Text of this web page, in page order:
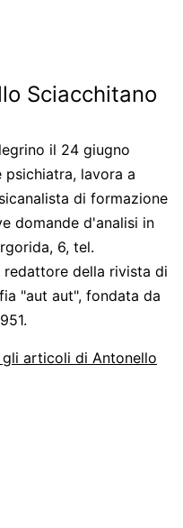
Sciacchitano
il 24 giugno
psichiatra, lavora a
di formazione
domande d'analisi in
6, tel.
redattore della rivista di
"aut aut", fondata da
articoli di Antonello